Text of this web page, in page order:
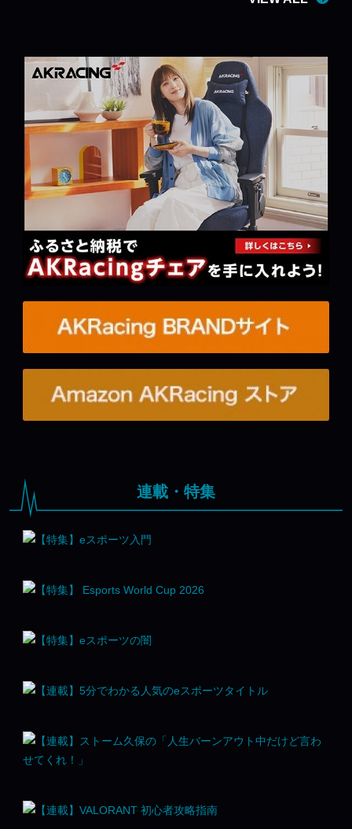
連載・特集